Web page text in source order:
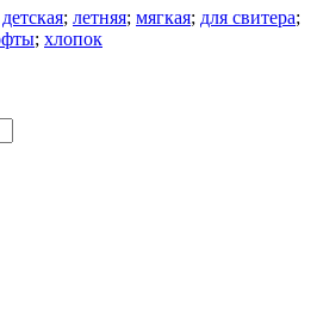
детская; летняя; мягкая; для свитера;
; хлопок